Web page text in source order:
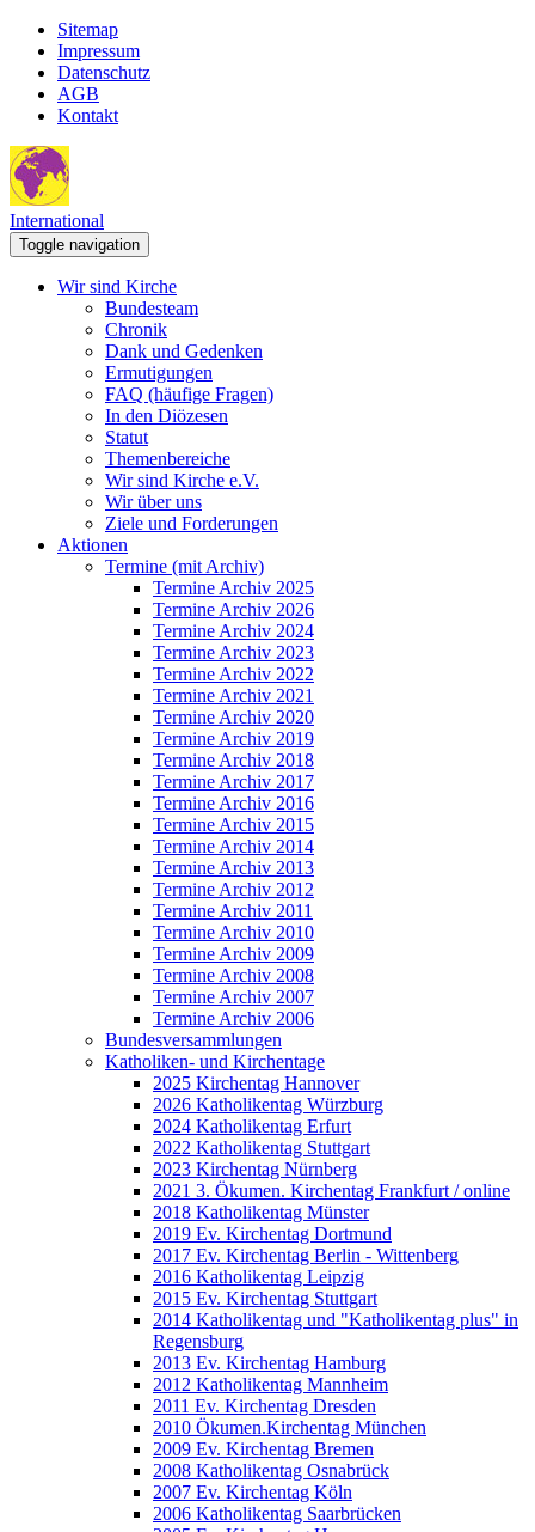
Sitemap
Impressum
Datenschutz
AGB
Kontakt
International
Toggle navigation
Wir sind Kirche
Bundesteam
Chronik
Dank und Gedenken
Ermutigungen
FAQ (häufige Fragen)
In den Diözesen
Statut
Themenbereiche
Wir sind Kirche e.V.
Wir über uns
Ziele und Forderungen
Aktionen
Termine (mit Archiv)
Termine Archiv 2025
Termine Archiv 2026
Termine Archiv 2024
Termine Archiv 2023
Termine Archiv 2022
Termine Archiv 2021
Termine Archiv 2020
Termine Archiv 2019
Termine Archiv 2018
Termine Archiv 2017
Termine Archiv 2016
Termine Archiv 2015
Termine Archiv 2014
Termine Archiv 2013
Termine Archiv 2012
Termine Archiv 2011
Termine Archiv 2010
Termine Archiv 2009
Termine Archiv 2008
Termine Archiv 2007
Termine Archiv 2006
Bundesversammlungen
Katholiken- und Kirchentage
2025 Kirchentag Hannover
2026 Katholikentag Würzburg
2024 Katholikentag Erfurt
2022 Katholikentag Stuttgart
2023 Kirchentag Nürnberg
2021 3. Ökumen. Kirchentag Frankfurt / online
2018 Katholikentag Münster
2019 Ev. Kirchentag Dortmund
2017 Ev. Kirchentag Berlin - Wittenberg
2016 Katholikentag Leipzig
2015 Ev. Kirchentag Stuttgart
2014 Katholikentag und "Katholikentag plus" in
Regensburg
2013 Ev. Kirchentag Hamburg
2012 Katholikentag Mannheim
2011 Ev. Kirchentag Dresden
2010 Ökumen.Kirchentag München
2009 Ev. Kirchentag Bremen
2008 Katholikentag Osnabrück
2007 Ev. Kirchentag Köln
2006 Katholikentag Saarbrücken